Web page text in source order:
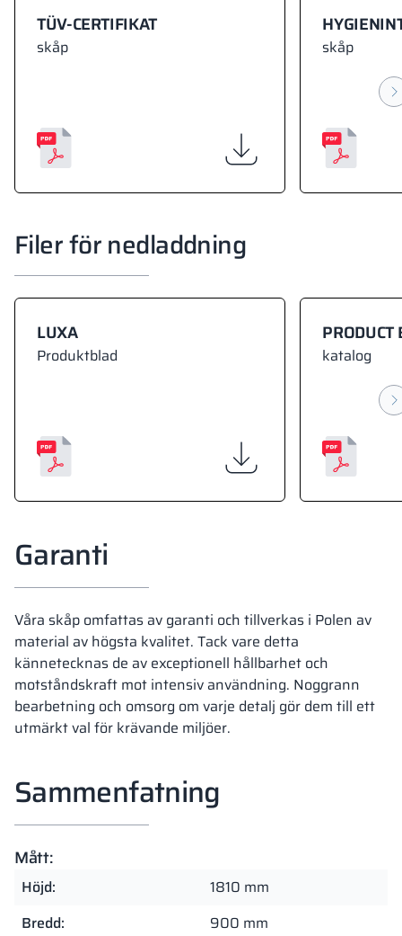
TÜV-CERTIFIKAT
skåp skåp
Filer för nedladdning
LUXA
Produktblad
PRODUCT
katalog
Garanti
Våra skåp omfattas av garanti och tillverkas i Polen av
material av högsta kvalitet. Tack vare detta
kännetecknas de av exceptionell hållbarhet och
motståndskraft mot intensiv användning. Noggrann
bearbetning och omsorg om varje detalj gör dem till ett
utmärkt val för krävande miljöer.
Sammenfatning
Mått:
Höjd:
1810 mm
Bredd:
900 mm